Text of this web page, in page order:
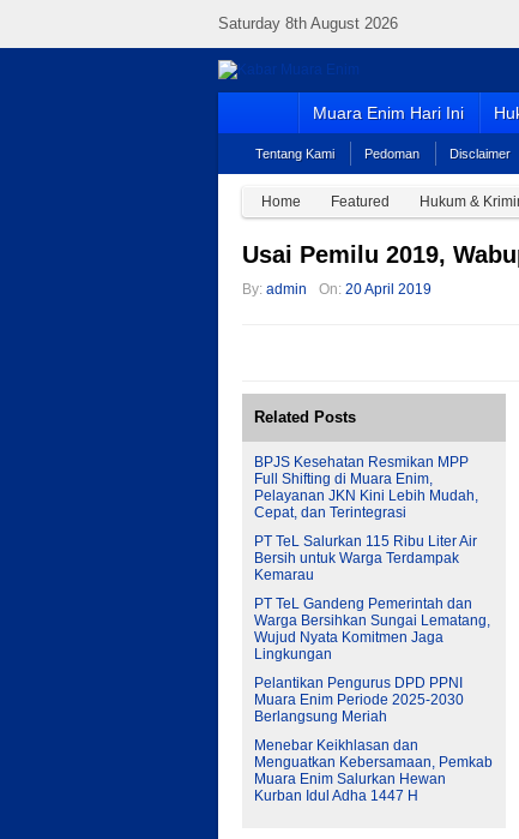
Saturday 8th August 2026
Muara Enim Hari Ini
Tentang Kami Pedoman Disclaimer
Home Featured Hukum &
Usai Pemilu 2019,
By: admin On: 20 April 2019
Related Posts
BPJS Kesehatan Resmikan MPP
Full Shifting di Muara Enim,
Pelayanan JKN Kini Lebih Mudah,
Cepat, dan Terintegrasi
PT TeL Salurkan 115 Ribu Liter Air
Bersih untuk Warga Terdampak
Kemarau
PT TeL Gandeng Pemerintah dan
Warga Bersihkan Sungai Lematang,
Wujud Nyata Komitmen Jaga
Lingkungan
Pelantikan Pengurus DPD PPNI
Muara Enim Periode 2025-2030
Berlangsung Meriah
Menebar Keikhlasan dan
Menguatkan Kebersamaan, Pemkab
Muara Enim Salurkan Hewan
Kurban Idul Adha 1447 H